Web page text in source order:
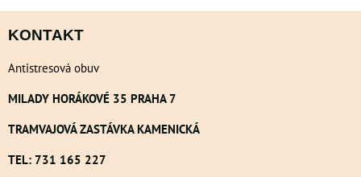
KONTAKT
Antistresová obuv
MILADY HORÁKOVÉ 35 PRAHA 7
TRAMVAJOVÁ ZASTÁVKA KAMENICKÁ
TEL: 731 165 227